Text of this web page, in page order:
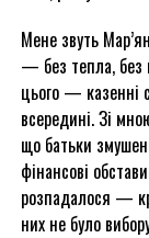
Мене звуть
— без тепла, без
цього — казенні
всередині. Зі
що батьки
фінансові
розпадалося —
них не було